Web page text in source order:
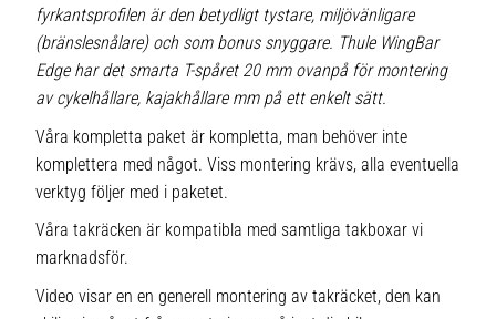
fyrkantsprofilen är den betydligt tystare, miljövänligare
(bränslesnålare) och som bonus snyggare. Thule WingBar
Edge har det smarta T-spåret 20 mm ovanpå för montering
av cykelhållare, kajakhållare mm på ett enkelt sätt.
Våra kompletta paket är kompletta, man behöver inte
komplettera med något. Viss montering krävs, alla eventuella
verktyg följer med i paketet.
Våra takräcken är kompatibla med samtliga takboxar vi
marknadsför.
Video visar en en generell montering av takräcket, den kan